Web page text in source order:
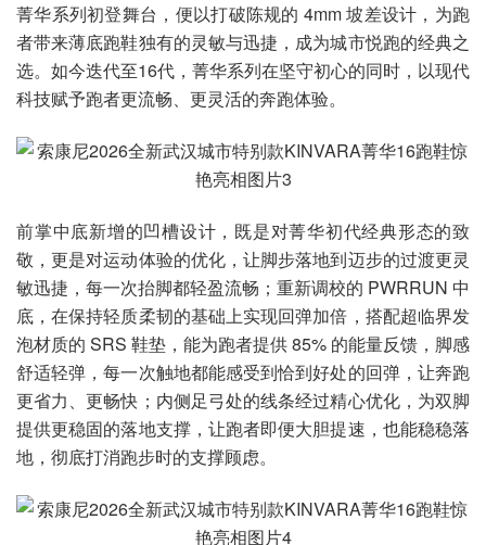
菁华系列初登舞台，便以打破陈规的 4mm 坡差设计，为跑
者带来薄底跑鞋独有的灵敏与迅捷，成为城市悦跑的经典之
选。如今迭代至16代，菁华系列在坚守初心的同时，以现代
科技赋予跑者更流畅、更灵活的奔跑体验。
前掌中底新增的凹槽设计，既是对菁华初代经典形态的致
敬，更是对运动体验的优化，让脚步落地到迈步的过渡更灵
敏迅捷，每一次抬脚都轻盈流畅；重新调校的 PWRRUN 中
底，在保持轻质柔韧的基础上实现回弹加倍，搭配超临界发
泡材质的 SRS 鞋垫，能为跑者提供 85% 的能量反馈，脚感
舒适轻弹，每一次触地都能感受到恰到好处的回弹，让奔跑
更省力、更畅快；内侧足弓处的线条经过精心优化，为双脚
提供更稳固的落地支撑，让跑者即便大胆提速，也能稳稳落
地，彻底打消跑步时的支撑顾虑。